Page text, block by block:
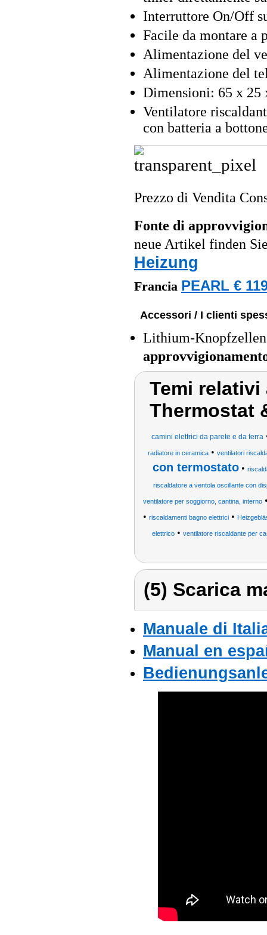
Interruttore On/Off
Facile da montare a
Alimentazione del
Alimentazione del
Dimensioni: 65 x 25
Ventilatore
con batteria a
Prezzo di Vendita
Fonte di
neue Artikel finden
Heizung
Francia PEARL €
Accessori / I clienti
Lithium-Knopfzellen
Temi
Thermostat
camini elettrici da parete e da terra
radiatore in ceramica • ventilatori
con termostato •
riscaldatore a ventola oscillante con
ventilatore per soggiorno, cantina, interno
• riscaldamenti bagno elettrici•
elettrico• ventilatore riscaldante per
(5) Scarica
Manuale di
Manual en